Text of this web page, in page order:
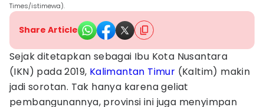
Times/istimewa).
Share Article
Sejak ditetapkan sebagai Ibu Kota Nusantara
(IKN) pada 2019, Kalimantan Timur (Kaltim) makin
jadi sorotan. Tak hanya karena geliat
pembangunannya, provinsi ini juga menyimpan